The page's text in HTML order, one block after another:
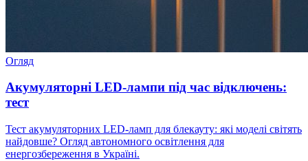
Огляд
Акумуляторні LED-лампи під час відключень:
тест
Тест акумуляторних LED-ламп для блекауту: які моделі світять
найдовше? Огляд автономного освітлення для
енергозбереження в Україні.